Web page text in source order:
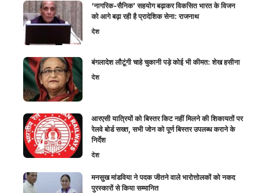
‘नागरिक-सैनिक’ सहयोग बढ़ाकर विकसित भारत के विजन
को आगे बढ़ा रही है प्रादेशिक सेना: राजनाथ
देश
बंगलादेश लौटूंगी चाहे चुकानी पड़े कोई भी कीमत: शेख हसीना
देश
आरएसी यात्रियों को बिस्तर किट नहीं मिलने की शिकायतों पर
रेलवे बोर्ड सख्त, सभी जोन को पूर्ण बिस्तर उपलब्ध कराने के
निर्देश
देश
मनसुख मांडविया ने पदक जीतने वाले भारोत्तोलकों को नकद
पुरस्कारों से किया सम्मानित